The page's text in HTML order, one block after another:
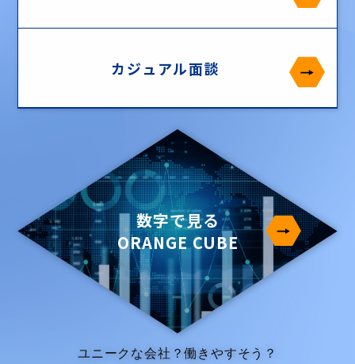
カジュアル面談
数字で見る
ORANGE CUBE
ユニークな会社？働きやすそう？